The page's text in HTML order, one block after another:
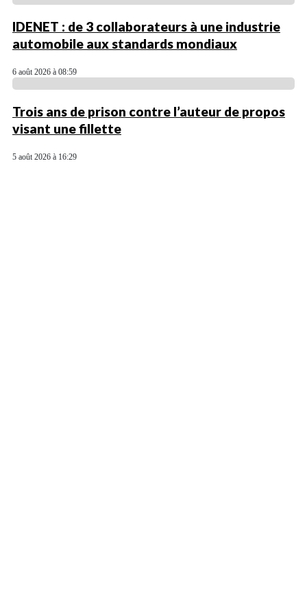
IDENET : de 3 collaborateurs à une industrie
automobile aux standards mondiaux
6 août 2026 à 08:59
Trois ans de prison contre l’auteur de propos
visant une fillette
5 août 2026 à 16:29